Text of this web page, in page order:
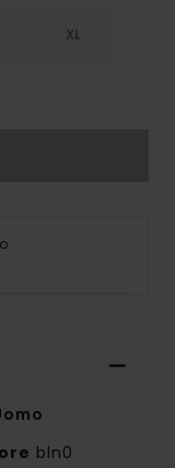
XL
bln0